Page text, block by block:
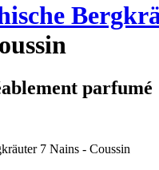
parfumé
7 Nains - Coussin